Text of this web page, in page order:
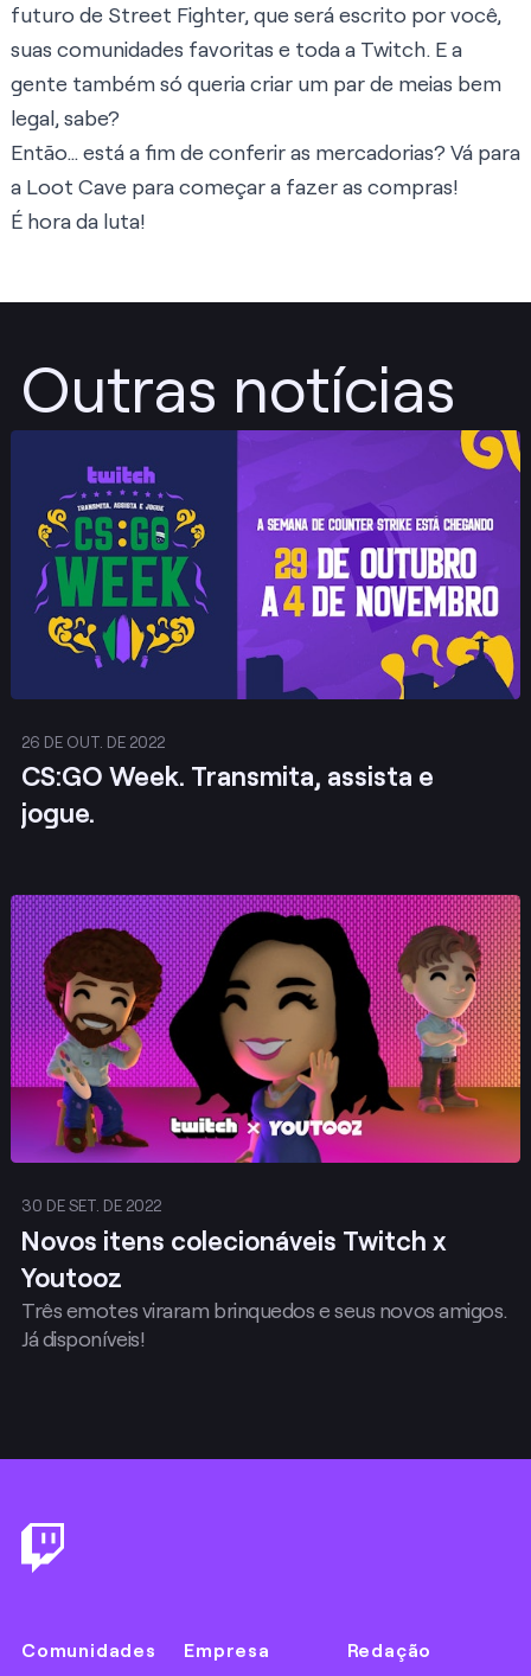
futuro de Street Fighter, que será escrito por você,
suas comunidades favoritas e toda a Twitch. E a
gente também só queria criar um par de meias bem
legal, sabe?
Então… está a fim de conferir as mercadorias? Vá para
a Loot Cave para começar a fazer as compras!
É hora da luta!
Outras notícias
26 DE OUT. DE 2022
CS:GO Week. Transmita, assista e
jogue.
30 DE SET. DE 2022
Novos itens colecionáveis Twitch x
Youtooz
Três emotes viraram brinquedos e seus novos amigos.
Já disponíveis!
Publicar
Comunidades Empresa Redação